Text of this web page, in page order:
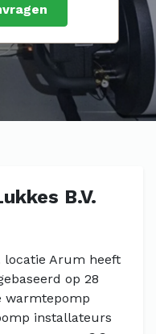
B.V.
locatie Arum heeft
op 28
warmtepomp
installateurs